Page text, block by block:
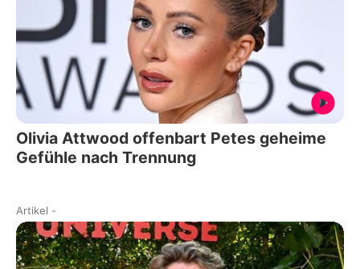
Olivia Attwood offenbart Petes geheime
Gefühle nach Trennung
Artikel -